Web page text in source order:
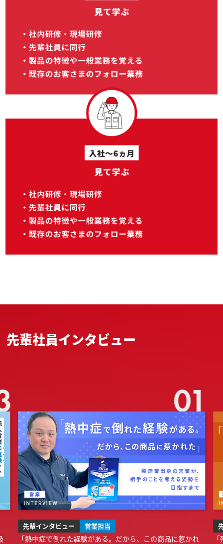
先輩社員インタビュー
01
先輩インタビュー 営業担当
「熱中症で倒れた経験がある。だから、この商品に惹かれ